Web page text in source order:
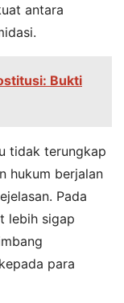
antara
Bukti
tidak terungkap
hukum berjalan
Pada
lebih sigap
para